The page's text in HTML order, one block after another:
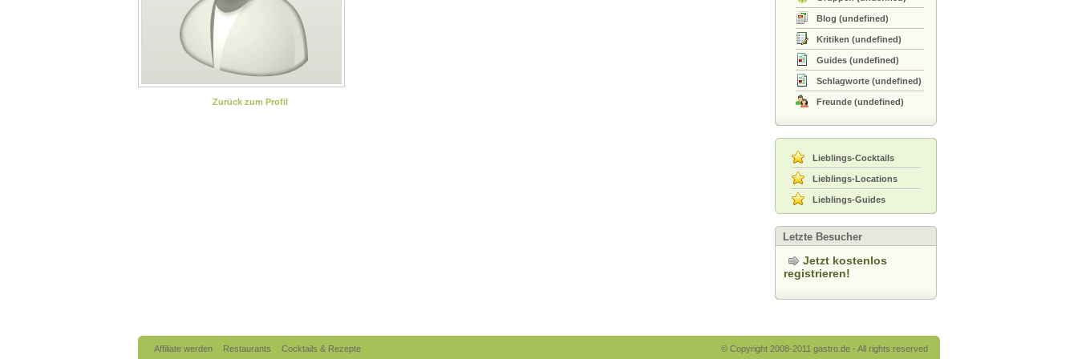
Zurück zum Profil
Blog (undefined)
Kritiken (undefined)
Guides (undefined)
Schlagworte (undefined)
Freunde (undefined)
Lieblings-Cocktails
Lieblings-Locations
Lieblings-Guides
Letzte Besucher
Jetzt kostenlos
registrieren!
© Copyright 2008-2011 gastro.de - All rights reserved
Affiliate werden Restaurants
Cocktails & Rezepte